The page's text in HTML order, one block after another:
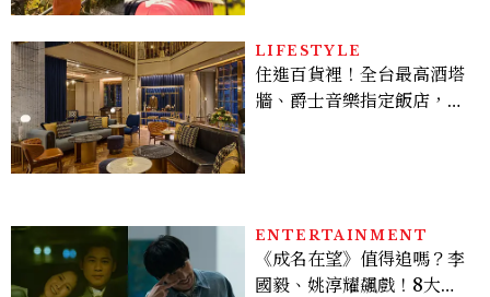
LIFESTYLE
住進百貨裡！全台最高酒塔
牆、爵士音樂指定飯店，
ENTERTAINMENT
《成名在望》值得追嗎？李
國毅、姚淳耀飆戲！8大看